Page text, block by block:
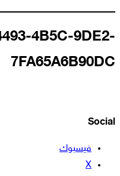
4B5C-9DE2-
7FA65A6B90DC
Social
فيسبوك
‫X